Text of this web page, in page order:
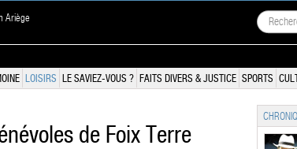
Ariège
LOISIRS LE SAVIEZ-VOUS ? FAITS DIVERS & JUSTICE SPORTS
de Foix Terre